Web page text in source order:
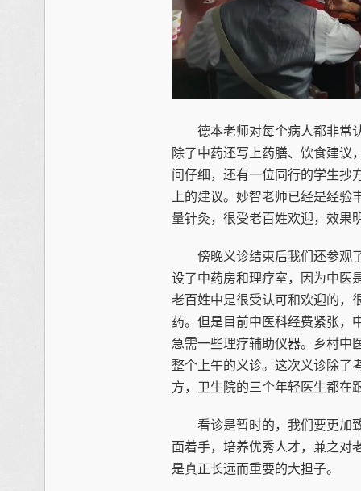
德本老师对每个病人都非常
除了中药还写上药膳、饮食建议
问仔细，还有一位同行的学生抄
上的建议。妙智老师已经是经验
量针灸，很受老百姓欢迎，效
傍晚义诊结束后我们还参观
设了中药房和理疗室，因为中医
老百姓中是很受认可和欢迎的，
药。但是目前中医科经费紧张，
急需一些理疗辅助仪器。乡村中
整个上午的义诊。这次义诊除了
方，卫生院的三个年轻医生都在
看诊是暂时的，我们要更加
面着手，培养优秀人才，兼之对
是真正长远而重要的大担子。